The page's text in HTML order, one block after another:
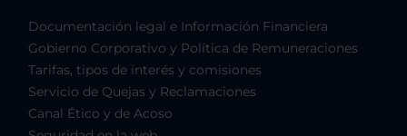
Documentación legal e Información Financiera
Gobierno Corporativo y Política de Remuneraciones
Tarifas, tipos de interés y comisiones
Servicio de Quejas y Reclamaciones
Canal Ético y de Acoso